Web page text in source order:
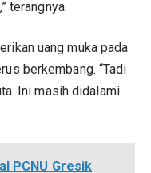
terangnya.
uang muka pada
berkembang. “Tadi
Ini masih didalami
PCNU Gresik